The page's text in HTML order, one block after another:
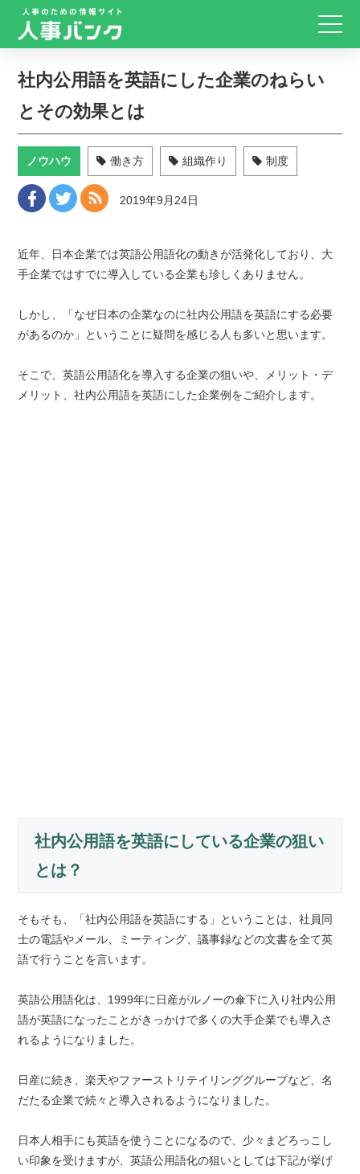
社内公用語を英語にした企業のねらい
とその効果とは
ノウハウ 働き方 組織作り 制度
2019年9月24日
近年、日本企業では英語公用語化の動きが活発化しており、大
手企業ではすでに導入している企業も珍しくありません。
しかし、「なぜ日本の企業なのに社内公用語を英語にする必要
があるのか」ということに疑問を感じる人も多いと思います。
そこで、英語公用語化を導入する企業の狙いや、メリット・デ
メリット、社内公用語を英語にした企業例をご紹介します。
社内公用語を英語にしている企業の狙い
とは？
そもそも、「社内公用語を英語にする」ということは、社員同
士の電話やメール、ミーティング、議事録などの文書を全て英
語で行うことを言います。
英語公用語化は、1999年に日産がルノーの傘下に入り社内公用
語が英語になったことがきっかけで多くの大手企業でも導入さ
れるようになりました。
日産に続き、楽天やファーストリテイリンググループなど、名
だたる企業で続々と導入されるようになりました。
日本人相手にも英語を使うことになるので、少々まどろっこし
い印象を受けますが、英語公用語化の狙いとしては下記が挙げ